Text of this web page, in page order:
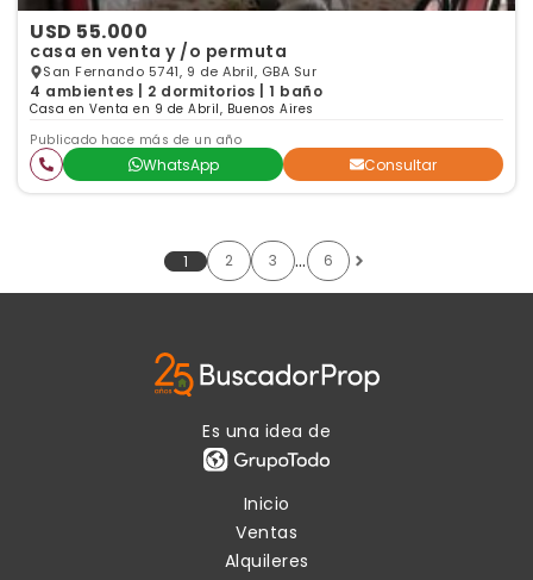
USD 55.000
casa en venta y /o permuta
San Fernando 5741, 9 de Abril, GBA Sur
4 ambientes | 2 dormitorios | 1 baño
Casa en Venta en 9 de Abril, Buenos Aires
Publicado hace más de un año
WhatsApp Consultar
1 2 3 … 6
Es una idea de
Inicio
Ventas
Alquileres